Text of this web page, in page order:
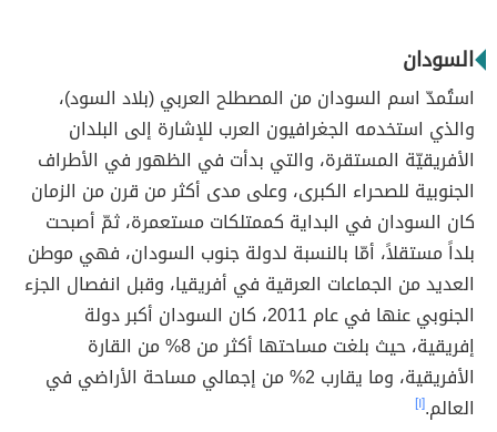
السودان
استُمدّ اسم السودان من المصطلح العربي (بلاد السود)،
والذي استخدمه الجغرافيون العرب للإشارة إلى البلدان
الأفريقيّة المستقرة، والتي بدأت في الظهور في الأطراف
الجنوبية للصحراء الكبرى، وعلى مدى أكثر من قرن من الزمان
كان السودان في البداية كممتلكات مستعمرة، ثمّ أصبحت
بلداً مستقلاً، أمّا بالنسبة لدولة جنوب السودان، فهي موطن
العديد من الجماعات العرقية في أفريقيا، وقبل انفصال الجزء
الجنوبي عنها في عام 2011، كان السودان أكبر دولة
إفريقية، حيث بلغت مساحتها أكثر من 8% من القارة
الأفريقية، وما يقارب 2% من إجمالي مساحة الأراضي في
العالم.[١]